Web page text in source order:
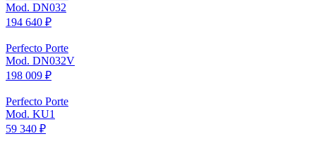
Mod. DN032
194 640 ₽
Perfecto Porte
Mod. DN032V
198 009 ₽
Perfecto Porte
Mod. KU1
59 340 ₽